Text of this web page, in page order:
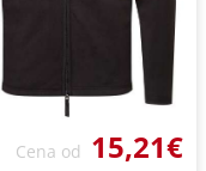
Cena od 15,21€